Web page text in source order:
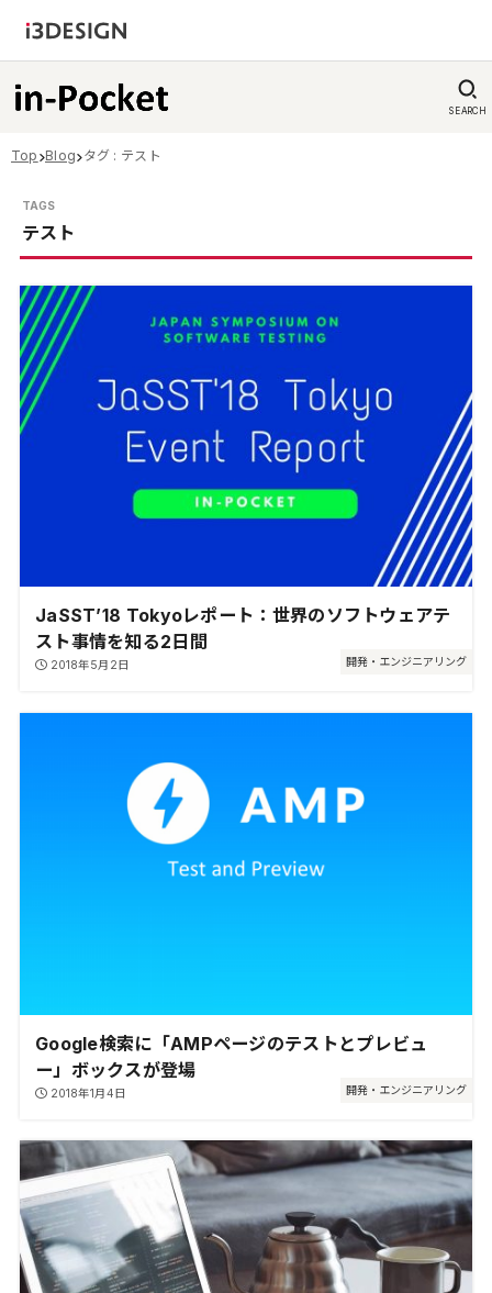
SEARCH
Top Blog タグ : テスト
テスト
開発・エンジニアリング
JaSST’18 Tokyoレポート：世界のソフトウェアテ
スト事情を知る2日間
2018年5月2日
開発・エンジニアリング
Google検索に「AMPページのテストとプレビュ
ー」ボックスが登場
2018年1月4日